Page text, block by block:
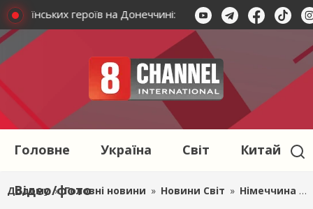
українських героїв на Донеччині: агресор не отримає
Головне Україна Світ Китай
Відео/фото
Додому » Головні новини » Новини Світ » Німеччина планує збільшити витрати на оборону до 800 млрд євро до 2030 року